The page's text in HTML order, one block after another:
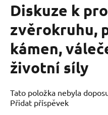
Diskuze k
zvěrokruhu,
kámen,
životní síly
Tato položka nebyla
Přidat příspěvek